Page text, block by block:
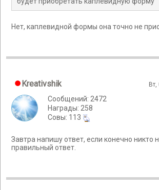
Нет, каплевидной формы она точно не
Kreativshik
Сообщений: 2472
Награды: 258
Cовы: 113
Завтра напишу ответ, если конечно никто
правильный ответ.